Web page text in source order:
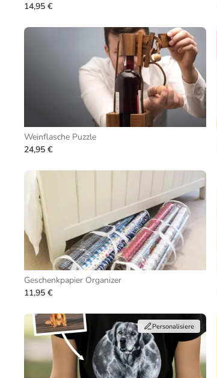
14,95 €
Weinflasche Puzzle
24,95 €
Geschenkpapier Organizer
11,95 €
Personalisiere